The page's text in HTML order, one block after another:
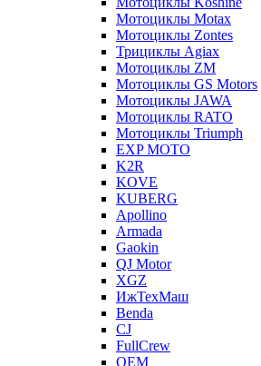
Мотоциклы Motax
Мотоциклы Zontes
Трициклы Agiax
Мотоциклы ZM
Мотоциклы GS Motors
Мотоциклы JAWA
Мотоциклы RATO
Мотоциклы Triumph
EXP MOTO
K2R
KOVE
KUBERG
Apollino
Armada
Gaokin
QJ Motor
XGZ
ИжТехМаш
Benda
CJ
FullCrew
OEM